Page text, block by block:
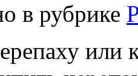
в рубрике
или